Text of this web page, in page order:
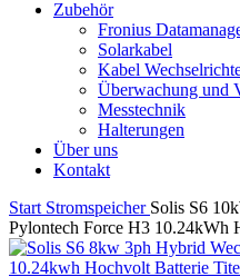
Zubehör
Fronius
Solarkabel
Kabel
Überwachung und
Messtechnik
Halterungen
Über uns
Kontakt
Start Stromspeicher Solis S6
Pylontech Force H3 10.24kWh